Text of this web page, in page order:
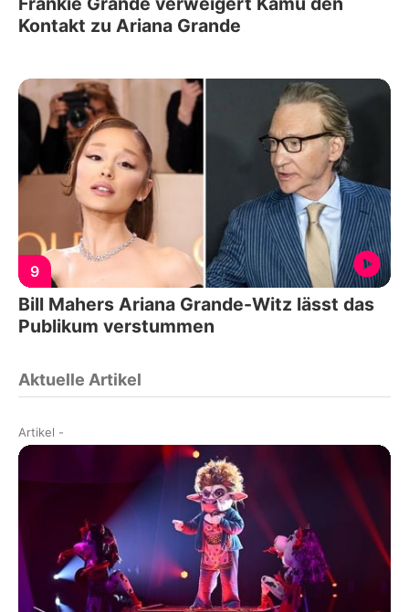
Kontakt zu Ariana Grande
9
Bill Mahers Ariana Grande-Witz lässt das
Publikum verstummen
Aktuelle Artikel
Artikel -